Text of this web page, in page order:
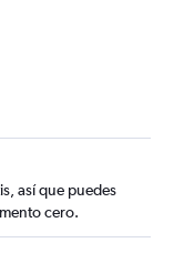
así que puedes
cero.